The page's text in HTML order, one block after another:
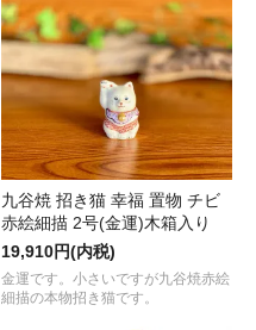
九谷焼 招き猫 幸福 置物 チビ
赤絵細描 2号(金運)木箱入り
19,910円(内税)
金運です。小さいですが九谷焼赤絵
細描の本物招き猫です。